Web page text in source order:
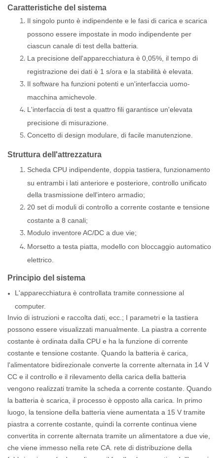
Caratteristiche del sistema
Il singolo punto è indipendente e le fasi di carica e scarica
possono essere impostate in modo indipendente per
ciascun canale di test della batteria.
La precisione dell'apparecchiatura è 0,05%, il tempo di
registrazione dei dati è 1 s/ora e la stabilità è elevata.
Il software ha funzioni potenti e un'interfaccia uomo-
macchina amichevole.
L'interfaccia di test a quattro fili garantisce un'elevata
precisione di misurazione.
Concetto di design modulare, di facile manutenzione.
Struttura dell'attrezzatura
Scheda CPU indipendente, doppia tastiera, funzionamento
su entrambi i lati anteriore e posteriore, controllo unificato
della trasmissione dell'intero armadio;
20 set di moduli di controllo a corrente costante e tensione
costante a 8 canali;
Modulo inventore AC/DC a due vie;
Morsetto a testa piatta, modello con bloccaggio automatico
elettrico.
Principio del sistema
L'apparecchiatura è controllata tramite connessione al
computer.
Invio di istruzioni e raccolta dati, ecc.; I parametri e la tastiera
possono essere visualizzati manualmente. La piastra a corrente
costante è ordinata dalla CPU e ha la funzione di corrente
costante e tensione costante. Quando la batteria è carica,
l'alimentatore bidirezionale converte la corrente alternata in 14 V
CC e il controllo e il rilevamento della carica della batteria
vengono realizzati tramite la scheda a corrente costante. Quando
la batteria è scarica, il processo è opposto alla carica. In primo
luogo, la tensione della batteria viene aumentata a 15 V tramite
piastra a corrente costante, quindi la corrente continua viene
convertita in corrente alternata tramite un alimentatore a due vie,
che viene immesso nella rete CA. rete di distribuzione della